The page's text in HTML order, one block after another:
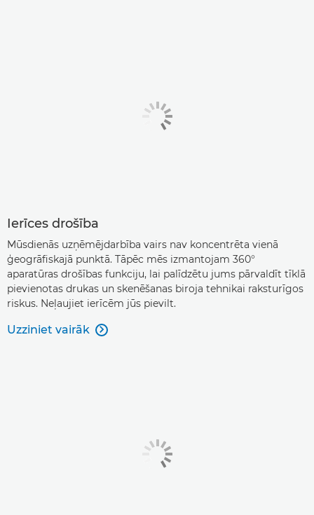
Ierīces drošība
Mūsdienās uzņēmējdarbība vairs nav koncentrēta vienā
ģeogrāfiskajā punktā. Tāpēc mēs izmantojam 360°
aparatūras drošības funkciju, lai palīdzētu jums pārvaldīt tīklā
pievienotas drukas un skenēšanas biroja tehnikai raksturīgos
riskus. Neļaujiet ierīcēm jūs pievilt.
Uzziniet vairāk 